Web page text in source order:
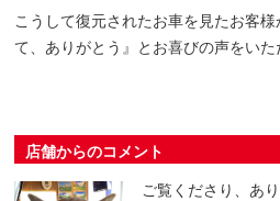
こうして復元されたお車を見たお客
て、ありがとう』とお喜びの声をい
店舗からのコメント
ご覧くださり、あ